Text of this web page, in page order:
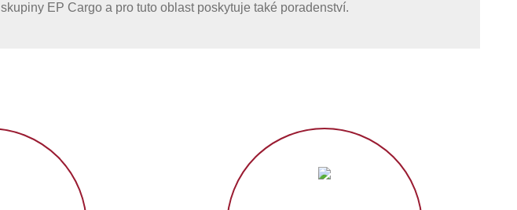
skupiny EP Cargo a pro tuto oblast poskytuje také poradenství.